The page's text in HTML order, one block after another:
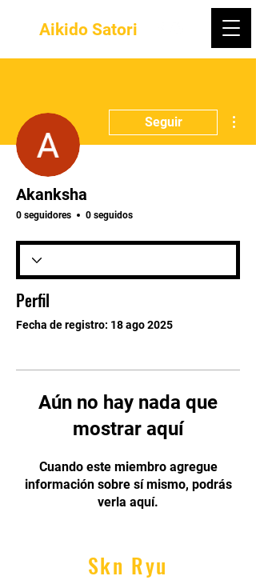
Aikido Satori
Seguir
Akanksha
0 seguidores 0 seguidos
Perfil
Fecha de registro: 18 ago 2025
Aún no hay nada que
mostrar aquí
Cuando este miembro agregue
información sobre sí mismo, podrás
verla aquí.
Skn Ryu